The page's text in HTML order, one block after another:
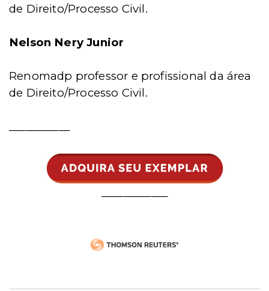
de Direito/Processo Civil.
Nelson Nery Junior
Renomadp professor e profissional da área
de Direito/Processo Civil.